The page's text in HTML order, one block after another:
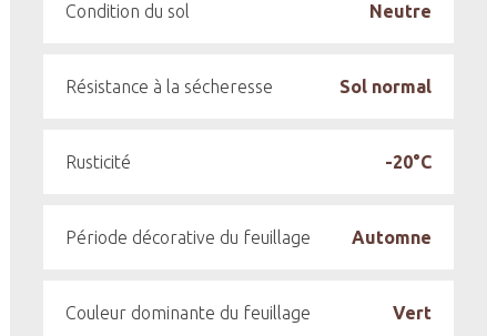
Condition du sol Neutre
Résistance à la sécheresse Sol normal
Rusticité -20°C
Période décorative du feuillage Automne
Couleur dominante du feuillage Vert